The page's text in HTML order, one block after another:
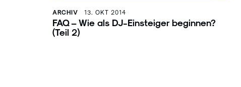
ARCHIV 13. OKT 2014
FAQ – Wie als DJ-Einsteiger beginnen?
(Teil 2)